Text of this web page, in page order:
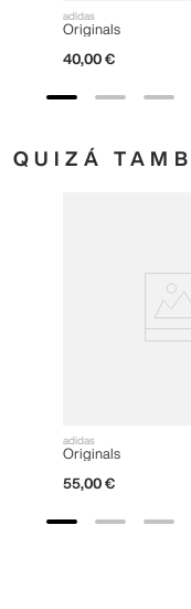
adidas
Originals
40,00 €
QUIZÁ
adidas
Originals
55,00 €